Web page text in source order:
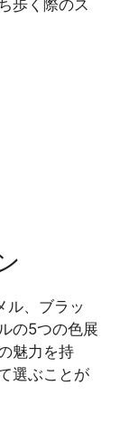
歩く際のス
ル、ブラッ
の5つの色展
魅力を持
選ぶことが